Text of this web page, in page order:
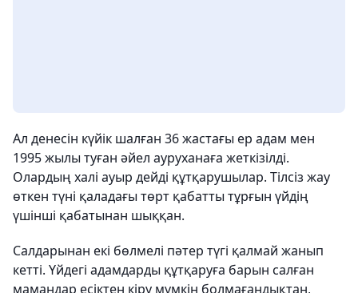
Ал денесін күйік шалған 36 жастағы ер адам мен
1995 жылы туған әйел ауруханаға жеткізілді.
Олардың халі ауыр дейді құтқарушылар. Тілсіз жау
өткен түні қаладағы төрт қабатты тұрғын үйдің
үшінші қабатынан шыққан.
Салдарынан екі бөлмелі пәтер түгі қалмай жанып
кетті. Үйдегі адамдарды құтқаруға барын салған
мамандар есіктен кіру мүмкін болмағандықтан,